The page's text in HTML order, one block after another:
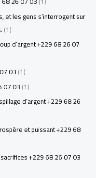
et les gens s’interrogent sur
(1)
d’argent +229 68 26 07
03(1)
07 03(1)
d’argent +229 68 26
et puissant +229 68
+229 68 26 07 03